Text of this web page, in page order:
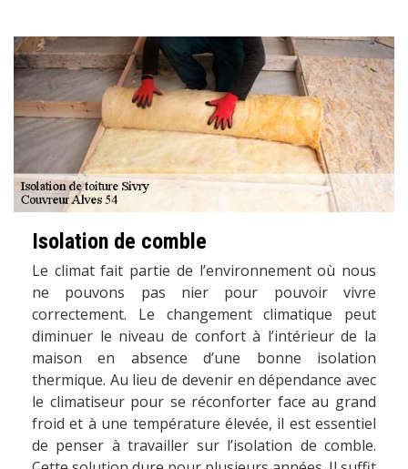
Isolation de comble
Le climat fait partie de l’environnement où nous
ne pouvons pas nier pour pouvoir vivre
correctement. Le changement climatique peut
diminuer le niveau de confort à l’intérieur de la
maison en absence d’une bonne isolation
thermique. Au lieu de devenir en dépendance avec
le climatiseur pour se réconforter face au grand
froid et à une température élevée, il est essentiel
de penser à travailler sur l’isolation de comble.